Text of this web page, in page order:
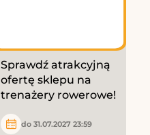
Sprawdź atrakcyjną
ofertę sklepu na
trenażery rowerowe!
do 31.07.2027 23:59